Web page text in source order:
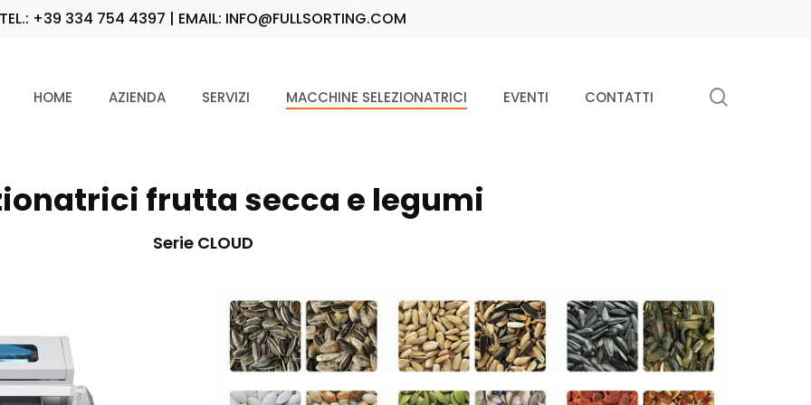
TEL.: +39 334 754 4397 | EMAIL: INFO@FULLSORTING.COM
HOME AZIENDA SERVIZI MACCHINE SELEZIONATRICI EVENTI CONTATTI
frutta secca e legumi
Serie CLOUD